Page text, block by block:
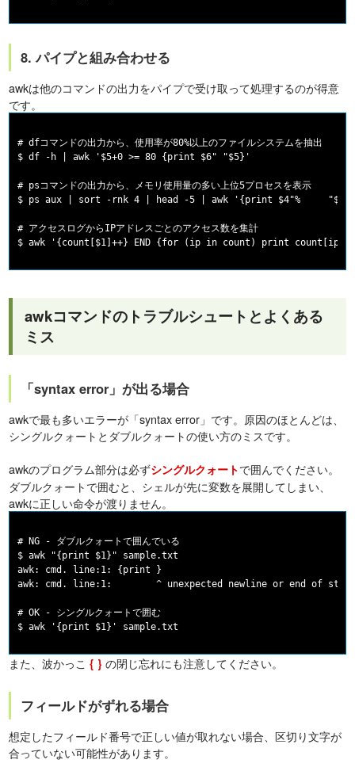
8. パイプと組み合わせる
awkは他のコマンドの出力をパイプで受け取って処理するのが得意
です。
# dfコマンドの出力から、使用率が80%以上のファイルシステムを抽出
$ df -h | awk '$5+0 >= 80 {print $6" "$5}'
# psコマンドの出力から、メモリ使用量の多い上位5プロセスを表示
$ ps aux | sort -rnk 4 | head -5 | awk '{print $4"%	"$11}'
# アクセスログからIPアドレスごとのアクセス数を集計
awkコマンドのトラブルシュートとよくある
ミス
「syntax error」が出る場合
awkで最も多いエラーが「syntax error」です。原因のほとんどは、
シングルクォートとダブルクォートの使い方のミスです。
awkのプログラム部分は必ずシングルクォートで囲んでください。
ダブルクォートで囲むと、シェルが先に変数を展開してしまい、
awkに正しい命令が渡りません。
# NG - ダブルクォートで囲んでいる
$ awk "{print $1}" sample.txt
awk: cmd. line:1: {print }
awk: cmd. line:1:        ^ unexpected newline or end of
# OK - シングルクォートで囲む
また、波かっこ{ } の閉じ忘れにも注意してください。
フィールドがずれる場合
想定したフィールド番号で正しい値が取れない場合、区切り文字が
合っていない可能性があります。